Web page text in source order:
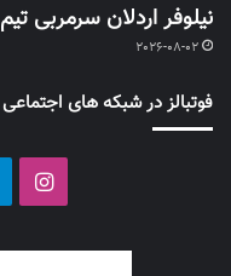
نیلوفر اردلان سرمربی
2026-08-02
فوتبالز در شبکه های اجتماعی